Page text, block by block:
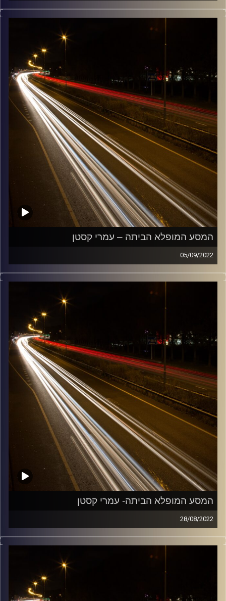
מוזיקה שתלווה אותנו אחרי יום עבודה ארוך ותחזיר אותנו
הביתה בשלום עם עמרי קסטן.
קרדיט תמונות:
המסע המופלא הביתה – עמרי קסטן
05/09/2022
מוזיקה שתלווה אותנו אחרי יום עבודה ארוך ותחזיר אותנו
הביתה בשלום עם עמרי קסטן.
קרדיט תמונות:
המסע המופלא הביתה- עמרי קסטן
28/08/2022
מוזיקה שתלווה אותנו אחרי יום עבודה ארוך ותחזיר אותנו
הביתה בשלום עם עמרי קסטן.
קרדיט תמונות: